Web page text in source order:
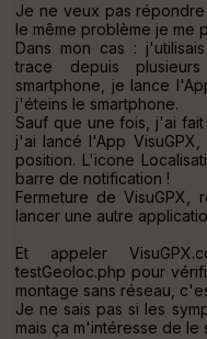
Je ne veux pas
le même problème je me
Dans mon cas :
trace depuis
smartphone, je lance
j'éteins le smartphone.
Sauf que une fois, j'ai
j'ai lancé l'App
position. L'icone
barre de notification !
Fermeture de
lancer une autre
Et appeler
testGeoloc.php pour
montage sans réseau,
Je ne sais pas si les
mais ça m'intéresse de le